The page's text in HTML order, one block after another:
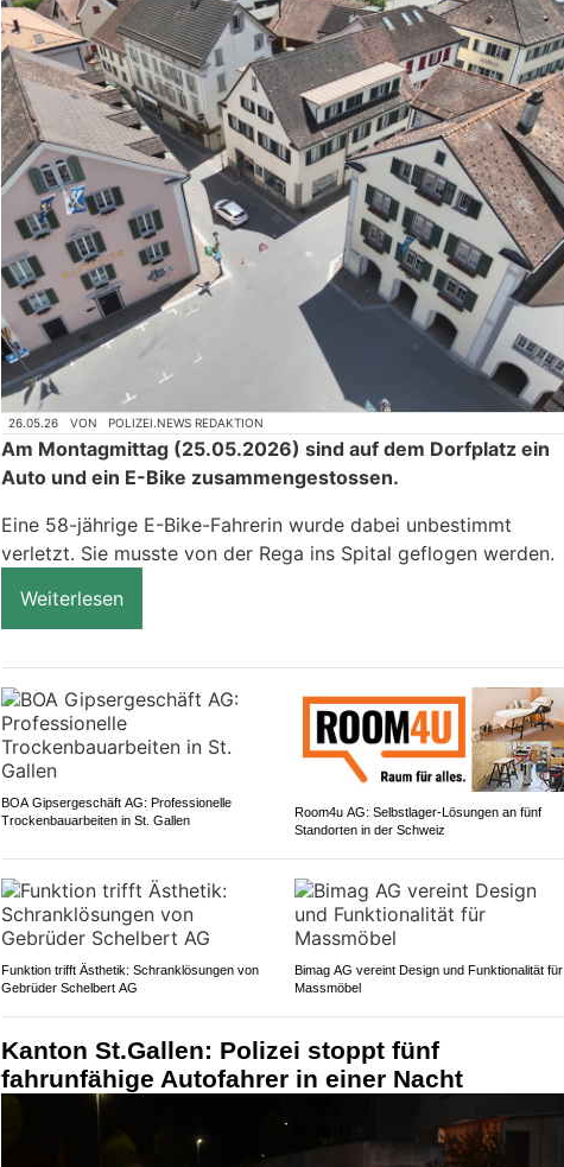
26.05.26 VON POLIZEI.NEWS REDAKTION
Am Montagmittag (25.05.2026) sind auf dem Dorfplatz ein
Auto und ein E-Bike zusammengestossen.
Eine 58-jährige E-Bike-Fahrerin wurde dabei unbestimmt
verletzt. Sie musste von der Rega ins Spital geflogen werden.
Weiterlesen
BOA Gipsergeschäft AG: Professionelle
Trockenbauarbeiten in St. Gallen
Room4u AG: Selbstlager-Lösungen an fünf
Standorten in der Schweiz
Funktion trifft Ästhetik: Schranklösungen von
Gebrüder Schelbert AG
Bimag AG vereint Design und Funktionalität für
Massmöbel
Kanton St.Gallen: Polizei stoppt fünf
fahrunfähige Autofahrer in einer Nacht